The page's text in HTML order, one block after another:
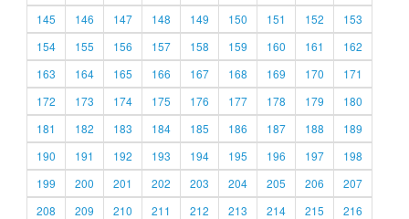
145
146 147 148 149 150 151 152
153
154
155 156 157 158 159 160 161
162
163
164 165 166 167 168 169 170
171
172
173 174 175 176 177 178 179
180
181
182 183 184 185 186 187 188
189
190
191 192 193 194 195 196 197
198
199
200 201 202 203 204 205 206
207
208
209 210 211 212 213 214 215
216